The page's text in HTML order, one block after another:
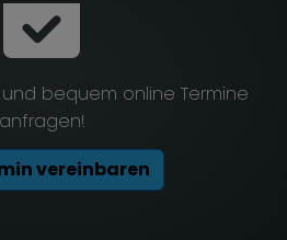
bequem online Termine
anfragen!
vereinbaren